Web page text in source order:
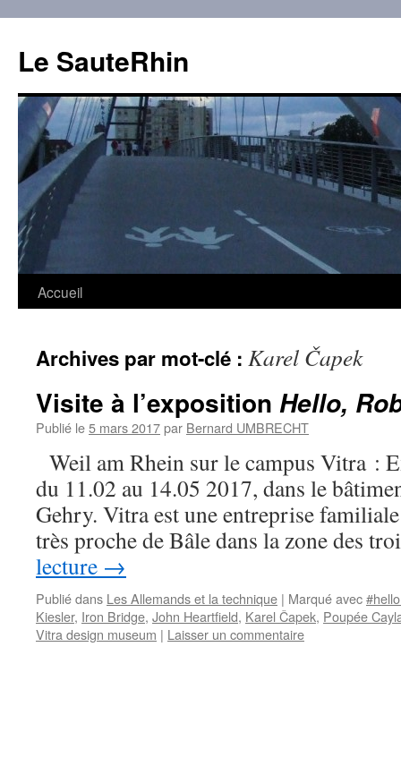
contenu
Le SauteRhin
Accueil
Archives par mot-clé : Karel Čapek
Visite à l’exposition Hello,
Publié le5 mars 2017par Bernard UMBRECHT
Weil am Rhein sur le campus Vitra :
du 11.02 au 14.05 2017, dans le
Gehry. Vitra est une entreprise
très proche de Bâle dans la zone des
lecture →
Publié dans Les Allemands et la technique | Marqué avec
Kiesler, Iron Bridge, John Heartfield, Karel Čapek, Poupée
Vitra design museum | Laisser un commentaire